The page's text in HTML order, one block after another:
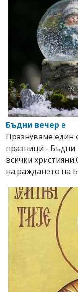
Бъдни вечер е
Празнуваме един
празници - Бъдни
всички
на раждането на